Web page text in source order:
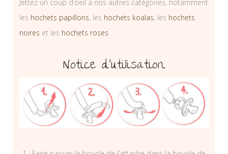
Jettez un coup d’oeil à nos autres catégories, notamment
les hochets papillons, les hochets koalas, les hochets
noires et les hochets roses
Notice d’utilisation